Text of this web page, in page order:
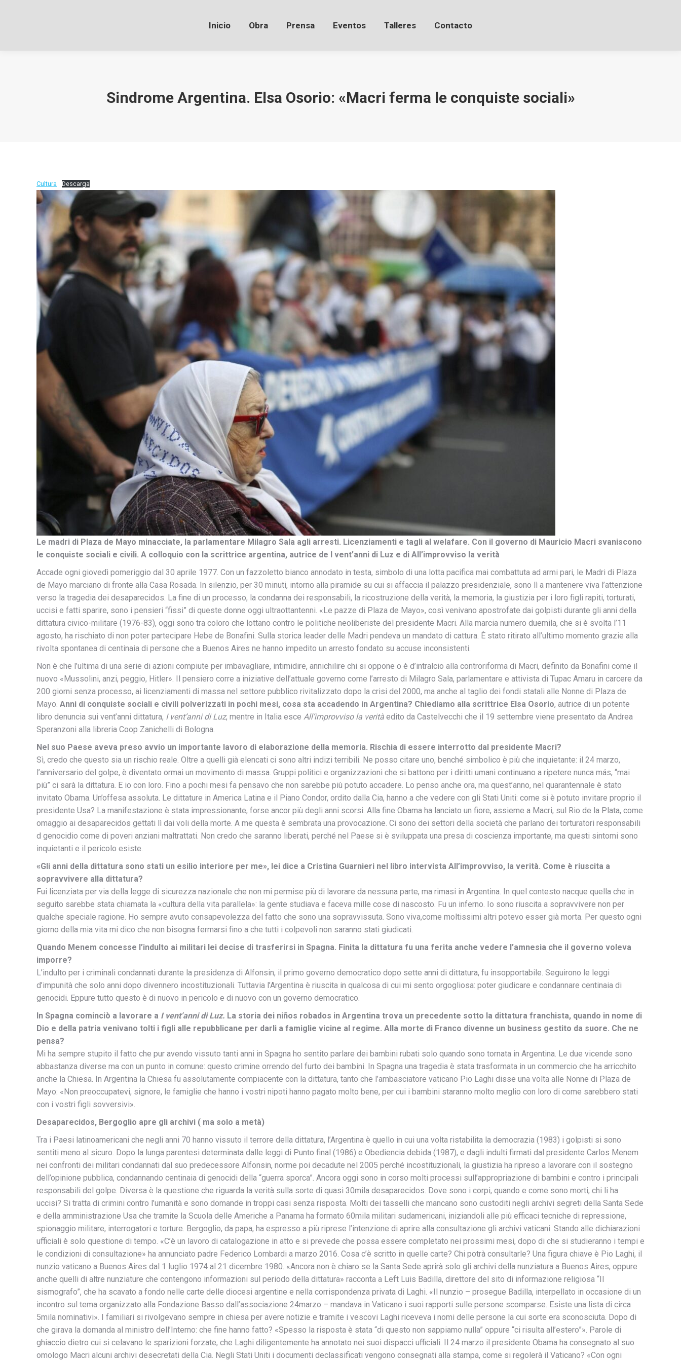
Inicio Obra Prensa Eventos Talleres Contacto
Sindrome Argentina. Elsa Osorio: «Macri ferma le conquiste sociali»
Cultura Descarga
Le madri di Plaza de Mayo minacciate, la parlamentare Milagro Sala agli arresti. Licenziamenti e tagli al welafare. Con il governo di Mauricio Macri svaniscono
le conquiste sociali e civili. A colloquio con la scrittrice argentina, autrice de I vent’anni di Luz e di All’improvviso la verità
Accade ogni giovedì pomeriggio dal 30 aprile 1977. Con un fazzoletto bianco annodato in testa, simbolo di una lotta pacifica mai combattuta ad armi pari, le Madri di Plaza
de Mayo marciano di fronte alla Casa Rosada. In silenzio, per 30 minuti, intorno alla piramide su cui si affaccia il palazzo presidenziale, sono lì a mantenere viva l’attenzione
verso la tragedia dei desaparecidos. La fine di un processo, la condanna dei responsabili, la ricostruzione della verità, la memoria, la giustizia per i loro figli rapiti, torturati,
uccisi e fatti sparire, sono i pensieri “fissi” di queste donne oggi ultraottantenni. «Le pazze di Plaza de Mayo», così venivano apostrofate dai golpisti durante gli anni della
dittatura civico-militare (1976-83), oggi sono tra coloro che lottano contro le politiche neoliberiste del presidente Macri. Alla marcia numero duemila, che si è svolta l’11
agosto, ha rischiato di non poter partecipare Hebe de Bonafini. Sulla storica leader delle Madri pendeva un mandato di cattura. È stato ritirato all’ultimo momento grazie alla
rivolta spontanea di centinaia di persone che a Buenos Aires ne hanno impedito un arresto fondato su accuse inconsistenti.
Non è che l’ultima di una serie di azioni compiute per imbavagliare, intimidire, annichilire chi si oppone o è d’intralcio alla controriforma di Macri, definito da Bonafini come il
nuovo «Mussolini, anzi, peggio, Hitler». Il pensiero corre a iniziative dell’attuale governo come l’arresto di Milagro Sala, parlamentare e attivista di Tupac Amaru in carcere da
200 giorni senza processo, ai licenziamenti di massa nel settore pubblico rivitalizzato dopo la crisi del 2000, ma anche al taglio dei fondi statali alle Nonne di Plaza de
Mayo. Anni di conquiste sociali e civili polverizzati in pochi mesi, cosa sta accadendo in Argentina? Chiediamo alla scrittrice Elsa Osorio, autrice di un potente
libro denuncia sui vent’anni dittatura, I vent’anni di Luz, mentre in Italia esce All’improvviso la verità edito da Castelvecchi che il 19 settembre viene presentato da Andrea
Speranzoni alla libreria Coop Zanichelli di Bologna.
Nel suo Paese aveva preso avvio un importante lavoro di elaborazione della memoria. Rischia di essere interrotto dal presidente Macri?
Sì, credo che questo sia un rischio reale. Oltre a quelli già elencati ci sono altri indizi terribili. Ne posso citare uno, benché simbolico è più che inquietante: il 24 marzo,
l’anniversario del golpe, è diventato ormai un movimento di massa. Gruppi politici e organizzazioni che si battono per i diritti umani continuano a ripetere nunca más, “mai
più” ci sarà la dittatura. E io con loro. Fino a pochi mesi fa pensavo che non sarebbe più potuto accadere. Lo penso anche ora, ma quest’anno, nel quarantennale è stato
invitato Obama. Un’offesa assoluta. Le dittature in America Latina e il Piano Condor, ordito dalla Cia, hanno a che vedere con gli Stati Uniti: come si è potuto invitare proprio il
presidente Usa? La manifestazione è stata impressionante, forse ancor più degli anni scorsi. Alla fine Obama ha lanciato un fiore, assieme a Macri, sul Rio de la Plata, come
omaggio ai desaparecidos gettati lì dai voli della morte. A me questa è sembrata una provocazione. Ci sono dei settori della società che parlano dei torturatori responsabili
d genocidio come di poveri anziani maltrattati. Non credo che saranno liberati, perché nel Paese si è sviluppata una presa di coscienza importante, ma questi sintomi sono
inquietanti e il pericolo esiste.
«Gli anni della dittatura sono stati un esilio interiore per me», lei dice a Cristina Guarnieri nel libro intervista All’improvviso, la verità. Come è riuscita a
sopravvivere alla dittatura?
Fui licenziata per via della legge di sicurezza nazionale che non mi permise più di lavorare da nessuna parte, ma rimasi in Argentina. In quel contesto nacque quella che in
seguito sarebbe stata chiamata la «cultura della vita parallela»: la gente studiava e faceva mille cose di nascosto. Fu un inferno. Io sono riuscita a sopravvivere non per
qualche speciale ragione. Ho sempre avuto consapevolezza del fatto che sono una sopravvissuta. Sono viva,come moltissimi altri potevo esser già morta. Per questo ogni
giorno della mia vita mi dico che non bisogna fermarsi fino a che tutti i colpevoli non saranno stati giudicati.
Quando Menem concesse l’indulto ai militari lei decise di trasferirsi in Spagna. Finita la dittatura fu una ferita anche vedere l’amnesia che il governo voleva
imporre?
L’indulto per i criminali condannati durante la presidenza di Alfonsin, il primo governo democratico dopo sette anni di dittatura, fu insopportabile. Seguirono le leggi
d’impunità che solo anni dopo divennero incostituzionali. Tuttavia l’Argentina è riuscita in qualcosa di cui mi sento orgogliosa: poter giudicare e condannare centinaia di
genocidi. Eppure tutto questo è di nuovo in pericolo e di nuovo con un governo democratico.
In Spagna cominciò a lavorare a I vent’anni di Luz. La storia dei niños robados in Argentina trova un precedente sotto la dittatura franchista, quando in nome di
Dio e della patria venivano tolti i figli alle repubblicane per darli a famiglie vicine al regime. Alla morte di Franco divenne un business gestito da suore. Che ne
pensa?
Mi ha sempre stupito il fatto che pur avendo vissuto tanti anni in Spagna ho sentito parlare dei bambini rubati solo quando sono tornata in Argentina. Le due vicende sono
abbastanza diverse ma con un punto in comune: questo crimine orrendo del furto dei bambini. In Spagna una tragedia è stata trasformata in un commercio che ha arricchito
anche la Chiesa. In Argentina la Chiesa fu assolutamente compiacente con la dittatura, tanto che l’ambasciatore vaticano Pio Laghi disse una volta alle Nonne di Plaza de
Mayo: «Non preoccupatevi, signore, le famiglie che hanno i vostri nipoti hanno pagato molto bene, per cui i bambini staranno molto meglio con loro di come sarebbero stati
con i vostri figli sovversivi».
Desaparecidos, Bergoglio apre gli archivi ( ma solo a metà)
Tra i Paesi latinoamericani che negli anni 70 hanno vissuto il terrore della dittatura, l’Argentina è quello in cui una volta ristabilita la democrazia (1983) i golpisti si sono
sentiti meno al sicuro. Dopo la lunga parentesi determinata dalle leggi di Punto final (1986) e Obediencia debida (1987), e dagli indulti firmati dal presidente Carlos Menem
nei confronti dei militari condannati dal suo predecessore Alfonsin, norme poi decadute nel 2005 perché incostituzionali, la giustizia ha ripreso a lavorare con il sostegno
dell’opinione pubblica, condannando centinaia di genocidi della “guerra sporca”. Ancora oggi sono in corso molti processi sull’appropriazione di bambini e contro i principali
responsabili del golpe. Diversa è la questione che riguarda la verità sulla sorte di quasi 30mila desaparecidos. Dove sono i corpi, quando e come sono morti, chi li ha
uccisi? Si tratta di crimini contro l’umanità e sono domande in troppi casi senza risposta. Molti dei tasselli che mancano sono custoditi negli archivi segreti della Santa Sede
e della amministrazione Usa che tramite la Scuola delle Americhe a Panama ha formato 60mila militari sudamericani, iniziandoli alle più efficaci tecniche di repressione,
spionaggio militare, interrogatori e torture. Bergoglio, da papa, ha espresso a più riprese l’intenzione di aprire alla consultazione gli archivi vaticani. Stando alle dichiarazioni
ufficiali è solo questione di tempo. «C’è un lavoro di catalogazione in atto e si prevede che possa essere completato nei prossimi mesi, dopo di che si studieranno i tempi e
le condizioni di consultazione» ha annunciato padre Federico Lombardi a marzo 2016. Cosa c’è scritto in quelle carte? Chi potrà consultarle? Una figura chiave è Pio Laghi, il
nunzio vaticano a Buenos Aires dal 1 luglio 1974 al 21 dicembre 1980. «Ancora non è chiaro se la Santa Sede aprirà solo gli archivi della nunziatura a Buenos Aires, oppure
anche quelli di altre nunziature che contengono informazioni sul periodo della dittatura» racconta a Left Luis Badilla, direttore del sito di informazione religiosa “Il
sismografo”, che ha scavato a fondo nelle carte delle diocesi argentine e nella corrispondenza privata di Laghi. «Il nunzio – prosegue Badilla, interpellato in occasione di un
incontro sul tema organizzato alla Fondazione Basso dall’associazione 24marzo – mandava in Vaticano i suoi rapporti sulle persone scomparse. Esiste una lista di circa
5mila nominativi». I familiari si rivolgevano sempre in chiesa per avere notizie e tramite i vescovi Laghi riceveva i nomi delle persone la cui sorte era sconosciuta. Dopo di
che girava la domanda al ministro dell’Interno: che fine hanno fatto? «Spesso la risposta è stata “di questo non sappiamo nulla” oppure “ci risulta all’estero”». Parole di
ghiaccio dietro cui si celavano le sparizioni forzate, che Laghi diligentemente ha annotato nei suoi dispacci ufficiali. Il 24 marzo il presidente Obama ha consegnato al suo
omologo Macri alcuni archivi desecretati della Cia. Negli Stati Uniti i documenti declassificati vengono consegnati alla stampa, come si regolerà il Vaticano? «Con ogni